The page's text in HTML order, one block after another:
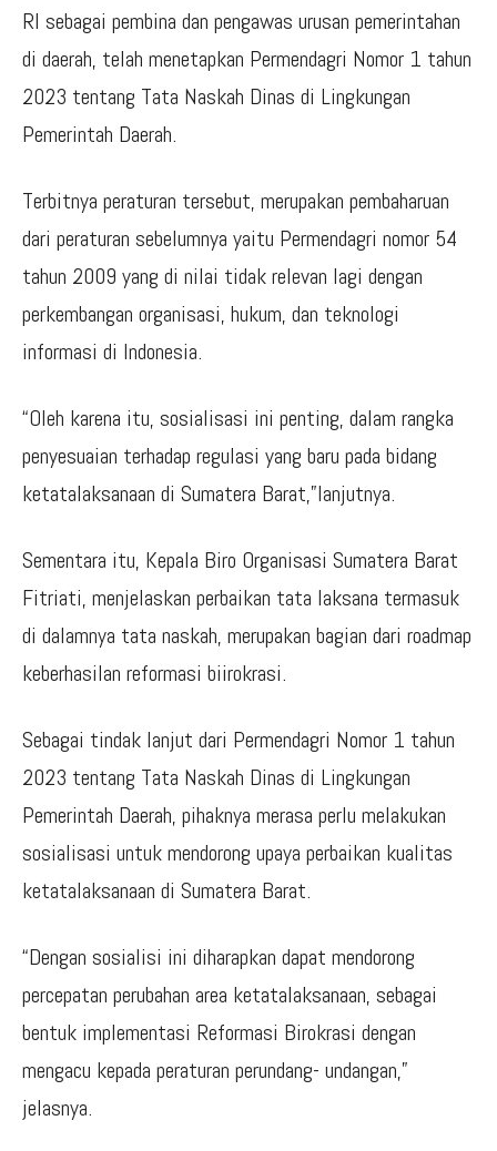
RI sebagai pembina dan pengawas urusan pemerintahan
di daerah, telah menetapkan Permendagri Nomor 1 tahun
2023 tentang Tata Naskah Dinas di Lingkungan
Pemerintah Daerah.
Terbitnya peraturan tersebut, merupakan pembaharuan
dari peraturan sebelumnya yaitu Permendagri nomor 54
tahun 2009 yang di nilai tidak relevan lagi dengan
perkembangan organisasi, hukum, dan teknologi
informasi di Indonesia.
“Oleh karena itu, sosialisasi ini penting, dalam rangka
penyesuaian terhadap regulasi yang baru pada bidang
ketatalaksanaan di Sumatera Barat,”lanjutnya.
Sementara itu, Kepala Biro Organisasi Sumatera Barat
Fitriati, menjelaskan perbaikan tata laksana termasuk
di dalamnya tata naskah, merupakan bagian dari roadmap
keberhasilan reformasi biirokrasi.
Sebagai tindak lanjut dari Permendagri Nomor 1 tahun
2023 tentang Tata Naskah Dinas di Lingkungan
Pemerintah Daerah, pihaknya merasa perlu melakukan
sosialisasi untuk mendorong upaya perbaikan kualitas
ketatalaksanaan di Sumatera Barat.
“Dengan sosialisi ini diharapkan dapat mendorong
percepatan perubahan area ketatalaksanaan, sebagai
bentuk implementasi Reformasi Birokrasi dengan
mengacu kepada peraturan perundang- undangan,”
jelasnya.